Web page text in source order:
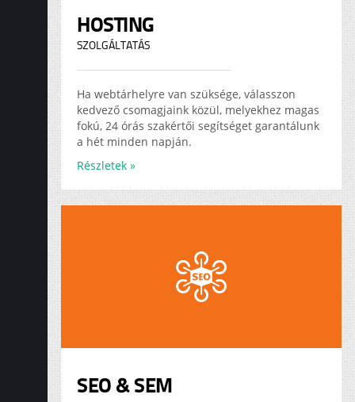
HOSTING
SZOLGÁLTATÁS
Ha webtárhelyre van szüksége, válasszon
kedvező csomagjaink közül, melyekhez magas
fokú, 24 órás szakértői segítséget garantálunk
a hét minden napján.
Részletek »
SEO & SEM